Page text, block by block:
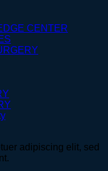
CENTER
adipiscing elit, sed